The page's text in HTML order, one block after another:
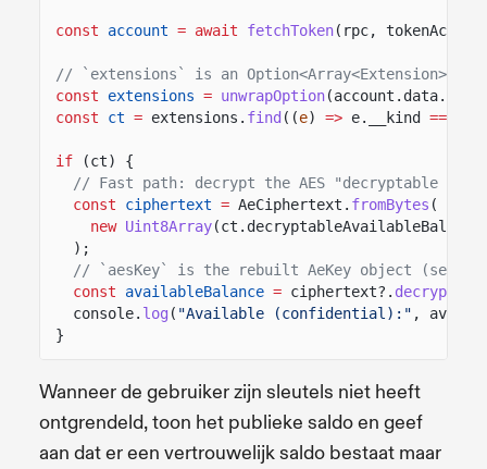
const account = await fetchToken(rpc,
// `extensions` is an Option<Array<Extension>>;
const
extensions = unwrapOption
const
ct = extensions. find ((e) => e.__kind ===
if
(ct) {
// Fast path: decrypt the AES "decryptable
const
ciphertext = AeCiphertext. fromBytes (
new Uint8Array
);
// `aesKey` is the rebuilt AeKey object (see
const
availableBalance = ciphertext?. decrypt
console. log ( "Available (confidential):" ,
}
Wanneer de gebruiker zijn sleutels niet heeft
ontgrendeld, toon het publieke saldo en geef
aan dat er een vertrouwelijk saldo bestaat maar